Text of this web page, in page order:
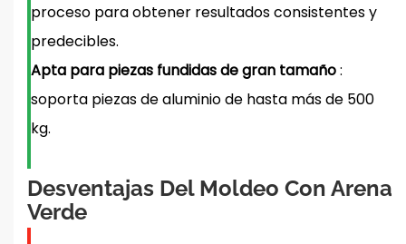
proceso para obtener resultados consistentes y
predecibles.
Apta para piezas fundidas de gran tamaño:
soporta piezas de aluminio de hasta más de 500
kg.
Desventajas Del Moldeo Con Arena
Verde